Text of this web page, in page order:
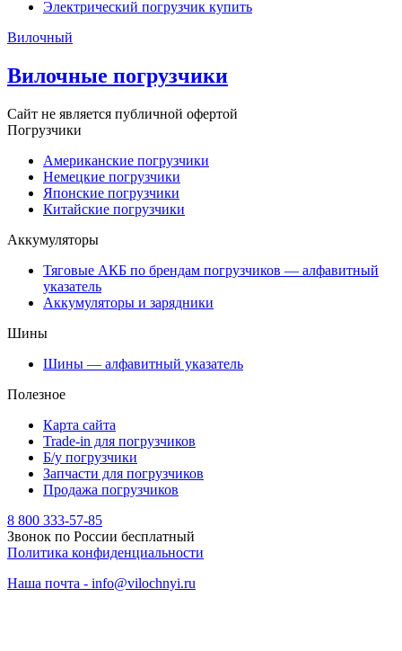
Электрический погрузчик купить
Вилочный
Вилочные погрузчики
Сайт не является публичной офертой
Погрузчики
Американские погрузчики
Немецкие погрузчики
Японские погрузчики
Китайские погрузчики
Аккумуляторы
Тяговые АКБ по брендам погрузчиков — алфавитный
указатель
Аккумуляторы и зарядники
Шины
Шины — алфавитный указатель
Полезное
Карта сайта
Trade-in для погрузчиков
Б/у погрузчики
Запчасти для погрузчиков
Продажа погрузчиков
8 800 333-57-85
Звонок по России бесплатный
Политика конфиденциальности
Наша почта - info@vilochnyi.ru